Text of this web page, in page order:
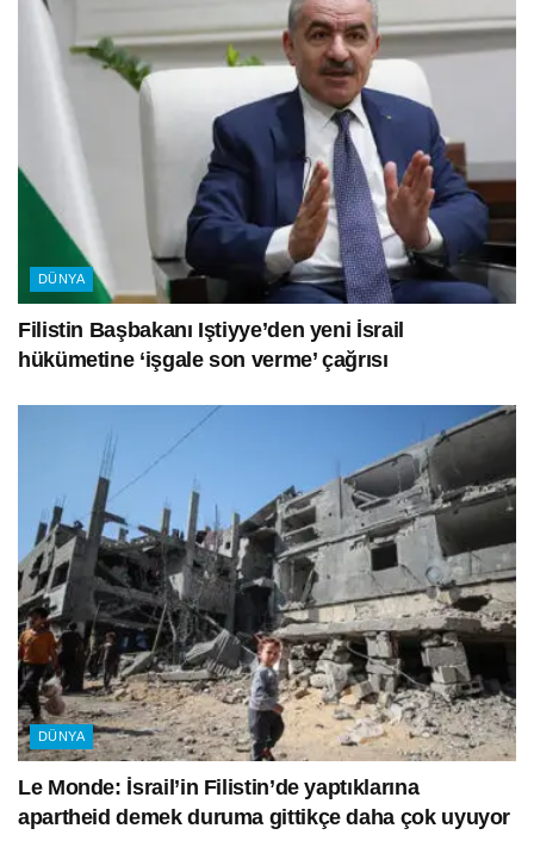
DÜNYA
Filistin Başbakanı Iştiyye’den yeni İsrail
hükümetine ‘işgale son verme’ çağrısı
DÜNYA
Le Monde: İsrail’in Filistin’de yaptıklarına
apartheid demek duruma gittikçe daha çok uyuyor